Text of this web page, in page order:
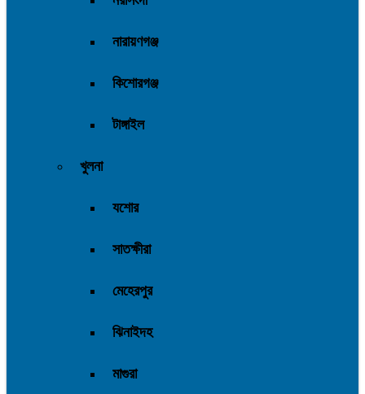
নারায়ণগঞ্জ
কিশোরগঞ্জ
টাঙ্গাইল
খুলনা
যশোর
সাতক্ষীরা
মেহেরপুর
ঝিনাইদহ
মাগুরা